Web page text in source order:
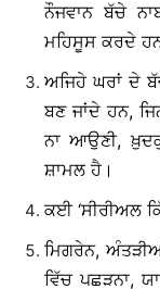
ਨੌਜਵਾਨ ਬੱਚੇ
ਮਹਿਸੂਸ ਕਰਦੇ
ਅਜਿਹੇ ਘਰਾਂ ਦੇ
ਬਣ ਜਾਂਦੇ ਹਨ,
ਨਾ ਆਉਣੀ,
ਸ਼ਾਮਲ ਹੈ।
ਕਈ ‘ਸੀਰੀਅਲ
ਮਿਗਰੇਨ,
ਵਿੱਚ ਪਛੜਨਾ,